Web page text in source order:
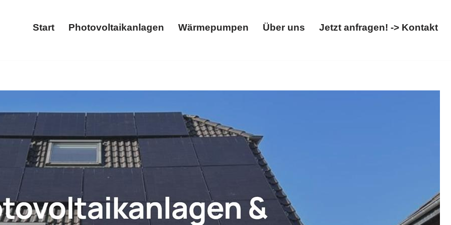
Start Photovoltaikanlagen Wärmepumpen Über uns Jetzt anfragen! -> Kontakt
Wärmepumpe, Photovoltaikanlage, Wallbox. ✓Wärmepumpe, ✓Photovoltaikanlage, ✓Solaranlage,
SolarExperte in 35796 Weinbach. Nutzen Sie unsere Erfahrung ✉.